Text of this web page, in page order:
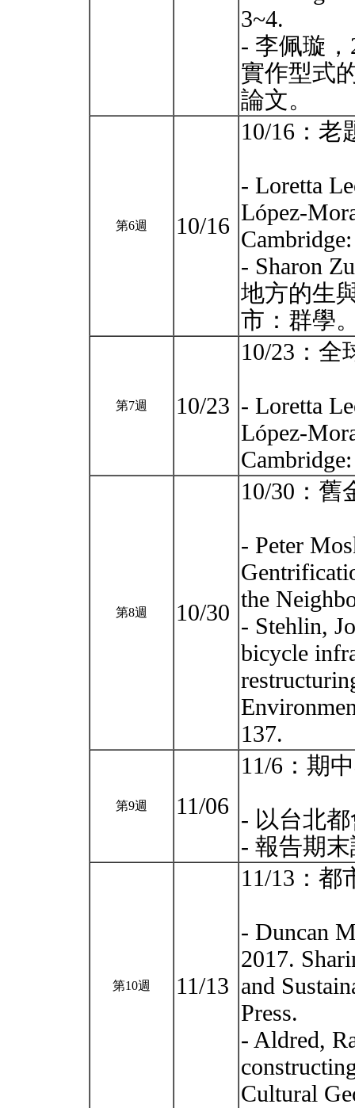
3~4.
- 李佩璇
實作型式
論文。
第6週 10/16
10/16：老
- Loretta
López-
- Sharon
地方的生
市：群學
第7週 10/23
10/23：全
- Loretta
López-
第8週 10/30
10/30：舊
- Peter
the
- Stehlin,
bicycle
137.
第9週 11/06
11/6：期
- 以台北
- 報告期
第10週 11/13
11/13：都
- Duncan
2017.
and
Press.
- Aldred,
Cultural